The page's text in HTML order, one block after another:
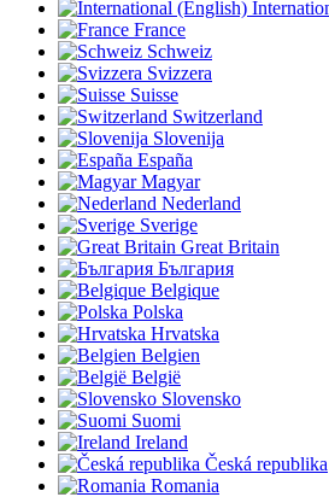
France
Schweiz
Svizzera
Suisse
Switzerland
Slovenija
España
Magyar
Nederland
Sverige
Great Britain
България
Belgique
Polska
Hrvatska
Belgien
België
Slovensko
Suomi
Ireland
Česká republika
Romania